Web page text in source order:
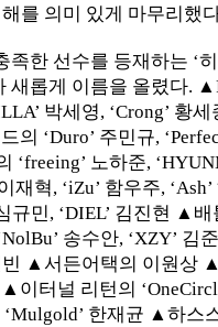
를 의미 있게 마무리했
족한 선수를 등재하는 ‘
새롭게 이름을 올렸다.
박세영, ‘Crong’ 황세
의 ‘Duro’ 주민규,
‘freeing’ 노하준,
재혁, ‘iZu’ 함우주,
규민, ‘DIEL’ 김진현 ▲배
송수안, ‘XZY’ 김
빈 ▲서든어택의 이원상
이터널 리턴의
한재균 ▲하스